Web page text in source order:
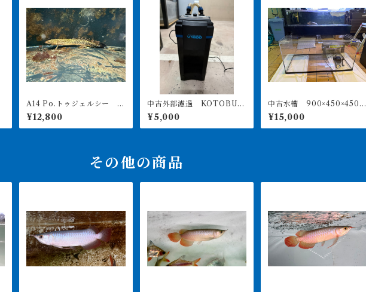
A14 Po.トゥジェルシー 2
0㎝前後
¥12,800
中古外部濾過 KOTOBUK
I POWERBOX V1200 引
き取り限定
¥5,000
中古水槽 900×450×450ア
クリル水槽 上部濾過セッ
ト
¥15,000
その他の商品